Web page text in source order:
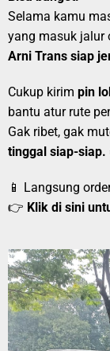
Selama kamu
yang masuk jalur
Arni Trans siap
Cukup kirim pin
bantu atur rute
Gak ribet, gak
tinggal siap-siap.
📱 Langsung
👉 Klik di sini